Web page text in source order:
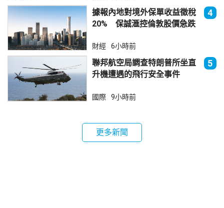
據報內地對境外保單收益徵稅
20% 保誠滙控倫敦股價急跌
4
財經 6小時前
聯邦航空局調查特朗普所坐直
升機遭遇的飛行安全事件
5
國際 9小時前
更多新聞